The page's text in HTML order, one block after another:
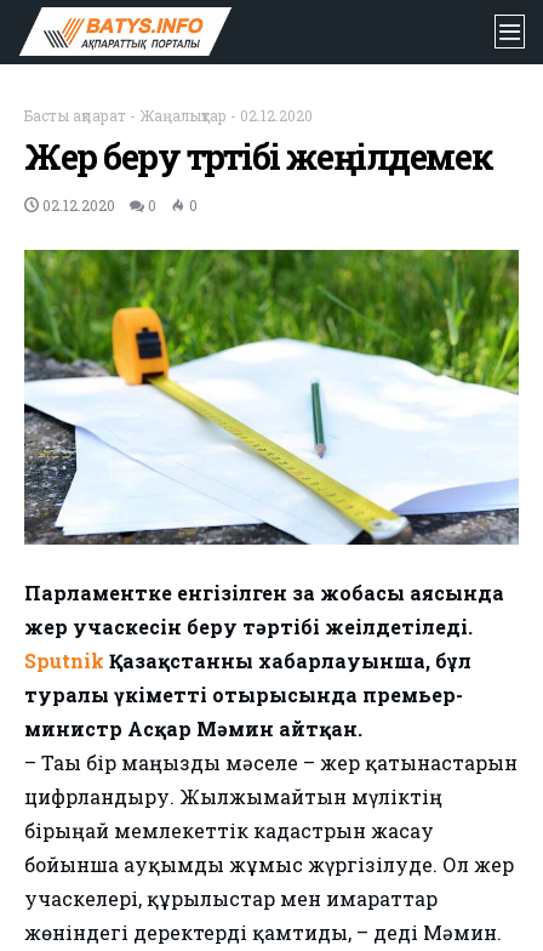
Басты ақпарат - Жаңалықтар - 02.12.2020
Жер беру тәртібі жеңілдемек
02.12.2020 0 0
Парламентке енгізілген заң жобасы аясында
жер учаскесін беру тәртібі жеңілдетіледі.
Sputnik Қазақстанның хабарлауынша, бұл
туралы үкіметтің отырысында премьер-
министр Асқар Мәмин айтқан.
– Тағы бір маңызды мәселе – жер қатынастарын
цифрландыру. Жылжымайтын мүліктің
бірыңғай мемлекеттік кадастрын жасау
бойынша ауқымды жұмыс жүргізілуде. Ол жер
учаскелері, құрылыстар мен ғимараттар
жөніндегі деректерді қамтиды, – деді Мәмин.